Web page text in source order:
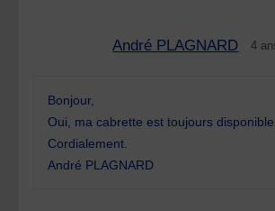
André PLAGNARD 4
Bonjour,
Oui, ma cabrette est toujours disponible.
Cordialement.
André PLAGNARD